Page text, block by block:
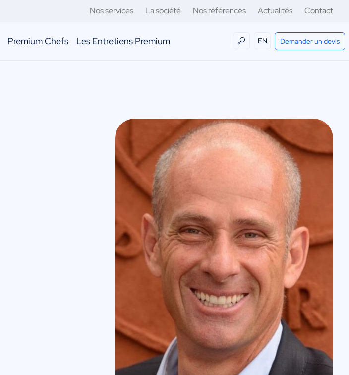
Nos services La société Nos références Actualités Contact
Premium Chefs Les Entretiens Premium EN Demander un devis